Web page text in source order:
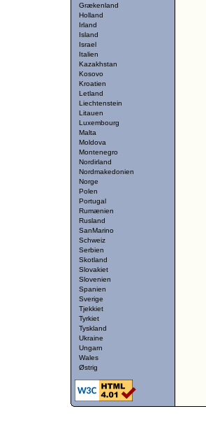
Grækenland
Holland
Irland
Island
Israel
Italien
Kazakhstan
Kosovo
Kroatien
Letland
Liechtenstein
Litauen
Luxembourg
Malta
Moldova
Montenegro
Nordirland
Nordmakedonien
Norge
Polen
Portugal
Rumænien
Rusland
SanMarino
Schweiz
Serbien
Skotland
Slovakiet
Slovenien
Spanien
Sverige
Tjekkiet
Tyrkiet
Tyskland
Ukraine
Ungarn
Wales
Østrig